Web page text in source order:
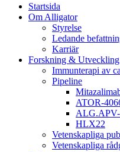
Startsida
Om Alligator
Styrelse
Ledande
Karriär
Forskning & Utveckling
Immunterapi av
Pipeline
ATOR-
HLX22
Vetenskapliga
Vetenskapliga